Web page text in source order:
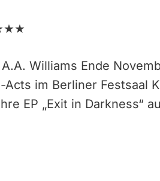
Williams Ende
im Berliner Festsaal
EP „Exit in Darkness“